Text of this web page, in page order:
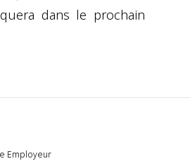
dans le prochain
Employeur